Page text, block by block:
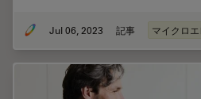
Jul 06, 2023 記事 マイクロ